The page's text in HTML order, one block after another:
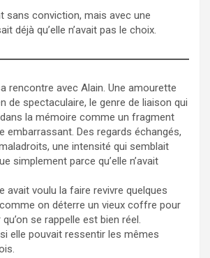
sans conviction, mais avec une
déjà qu’elle n’avait pas le choix.
rencontre avec Alain. Une amourette
de spectaculaire, le genre de liaison qui
la mémoire comme un fragment
embarrassant. Des regards échangés,
une intensité qui semblait
simplement parce qu’elle n’avait
avait voulu la faire revivre quelques
on déterre un vieux coffre pour
se rappelle est bien réel.
elle pouvait ressentir les mêmes